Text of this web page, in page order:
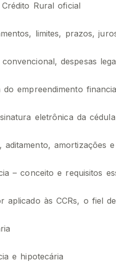
Rural oficial
limites, prazos,
convencional,despesas
empreendimento
eletrônica da
aditamento, amortizações
– conceito e requisitos
aplicado às CCRs, o fiel
e hipotecária